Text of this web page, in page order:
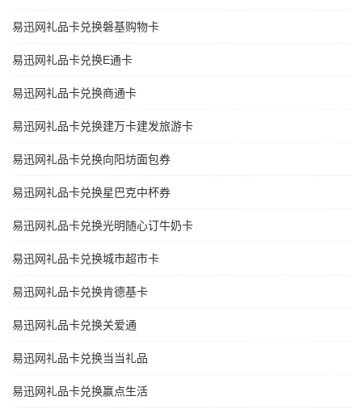
易迅网礼品卡兑换磐基购物卡
易迅网礼品卡兑换E通卡
易迅网礼品卡兑换商通卡
易迅网礼品卡兑换建万卡建发旅游卡
易迅网礼品卡兑换向阳坊面包券
易迅网礼品卡兑换星巴克中杯券
易迅网礼品卡兑换光明随心订牛奶卡
易迅网礼品卡兑换城市超市卡
易迅网礼品卡兑换肯德基卡
易迅网礼品卡兑换关爱通
易迅网礼品卡兑换当当礼品
易迅网礼品卡兑换赢点生活